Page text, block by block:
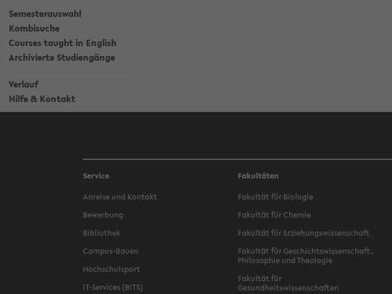
Semesterauswahl
Kombisuche
Courses taught in English
Archivierte Studiengänge
Verlauf
Hilfe & Kontakt
Service
Anreise und Kontakt
Bewerbung
Bibliothek
Campus-Bauen
Hochschulsport
IT-Services (BITS)
Fakultäten
Fakultät für Biologie
Fakultät für Chemie
Fakultät für Erziehungswissenschaft
Fakultät für Geschichtswissenschaft,
Philosophie und Theologie
Fakultät für
Gesundheitswissenschaften